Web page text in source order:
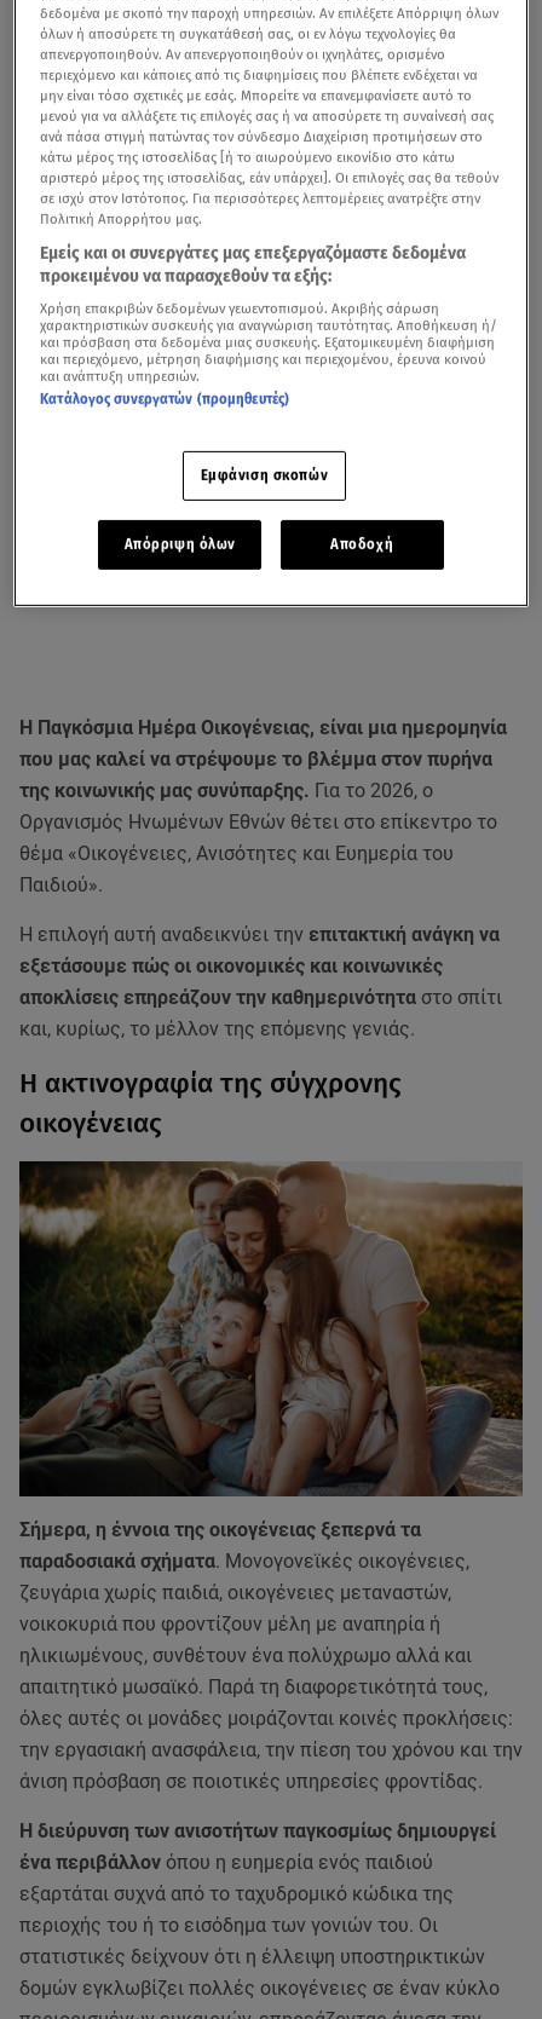
Η Παγκόσμια Ημέρα Οικογένειας, είναι μια ημερομηνία
που μας καλεί να στρέψουμε το βλέμμα στον πυρήνα
της κοινωνικής μας συνύπαρξης. Για το 2026, ο
Οργανισμός Ηνωμένων Εθνών θέτει στο επίκεντρο το
θέμα «Οικογένειες, Ανισότητες και Ευημερία του
Παιδιού».
Η επιλογή αυτή αναδεικνύει την επιτακτική ανάγκη να
εξετάσουμε πώς οι οικονομικές και κοινωνικές
αποκλίσεις επηρεάζουν την καθημερινότητα στο σπίτι
και, κυρίως, το μέλλον της επόμενης γενιάς.
Η ακτινογραφία της σύγχρονης
οικογένειας
Σήμερα, η έννοια της οικογένειας ξεπερνά τα
παραδοσιακά σχήματα. Μονογονεϊκές οικογένειες,
ζευγάρια χωρίς παιδιά, οικογένειες μεταναστών,
νοικοκυριά που φροντίζουν μέλη με αναπηρία ή
ηλικιωμένους, συνθέτουν ένα πολύχρωμο αλλά και
απαιτητικό μωσαϊκό. Παρά τη διαφορετικότητά τους,
όλες αυτές οι μονάδες μοιράζονται κοινές προκλήσεις:
την εργασιακή ανασφάλεια, την πίεση του χρόνου και την
άνιση πρόσβαση σε ποιοτικές υπηρεσίες φροντίδας.
Η διεύρυνση των ανισοτήτων παγκοσμίως δημιουργεί
ένα περιβάλλον όπου η ευημερία ενός παιδιού
εξαρτάται συχνά από το ταχυδρομικό κώδικα της
περιοχής του ή το εισόδημα των γονιών του. Οι
στατιστικές δείχνουν ότι η έλλειψη υποστηρικτικών
δομών εγκλωβίζει πολλές οικογένειες σε έναν κύκλο
δεδομένα με σκοπό την παροχή υπηρεσιών. Αν επιλέξετε Απόρριψη όλων
όλων ή αποσύρετε τη συγκατάθεσή σας, οι εν λόγω τεχνολογίες θα
απενεργοποιηθούν. Αν απενεργοποιηθούν οι ιχνηλάτες, ορισμένο
περιεχόμενο και κάποιες από τις διαφημίσεις που βλέπετε ενδέχεται να
μην είναι τόσο σχετικές με εσάς. Μπορείτε να επανεμφανίσετε αυτό το
μενού για να αλλάξετε τις επιλογές σας ή να αποσύρετε τη συναίνεσή σας
ανά πάσα στιγμή πατώντας τον σύνδεσμο Διαχείριση προτιμήσεων στο
κάτω μέρος της ιστοσελίδας [ή το αιωρούμενο εικονίδιο στο κάτω
αριστερό μέρος της ιστοσελίδας, εάν υπάρχει]. Οι επιλογές σας θα τεθούν
σε ισχύ στον Ιστότοπος. Για περισσότερες λεπτομέρειες ανατρέξτε στην
Πολιτική Απορρήτου μας.
Εμείς και οι συνεργάτες μας επεξεργαζόμαστε δεδομένα
προκειμένου να παρασχεθούν τα εξής:
Χρήση επακριβών δεδομένων γεωεντοπισμού. Ακριβής σάρωση
χαρακτηριστικών συσκευής για αναγνώριση ταυτότητας. Αποθήκευση ή/
και πρόσβαση στα δεδομένα μιας συσκευής. Εξατομικευμένη διαφήμιση
και περιεχόμενο, μέτρηση διαφήμισης και περιεχομένου, έρευνα κοινού
και ανάπτυξη υπηρεσιών.
Κατάλογος συνεργατών (προμηθευτές)
Εμφάνιση σκοπών
Απόρριψη όλων Αποδοχή